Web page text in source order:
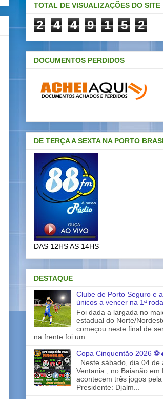
TOTAL DE VISUALIZAÇÕES DO SITE
2 4 4 9 1 5 2
DOCUMENTOS PERDIDOS
DE TERÇA A SEXTA NA PORTO
DAS 12HS AS 14HS
DESTAQUE
Clube de Porto Seguro e
únicos a vencer na 1ª
Foi dada a largada no
estadual do Norte/
começou neste final de
na frente foi um...
Copa Cinquentão 2026
Neste sábado, dia 04 de
Ventania , no Baianão em
acontecem três jogos
Presidente: Djalm...